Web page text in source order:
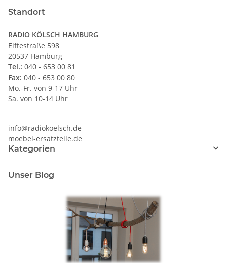
Standort
RADIO KÖLSCH HAMBURG
Eiffestraße 598
20537 Hamburg
Tel.: 040 - 653 00 81
Fax: 040 - 653 00 80
Mo.-Fr. von 9-17 Uhr
Sa. von 10-14 Uhr
info@radiokoelsch.de
moebel-ersatzteile.de
Kategorien
Unser Blog